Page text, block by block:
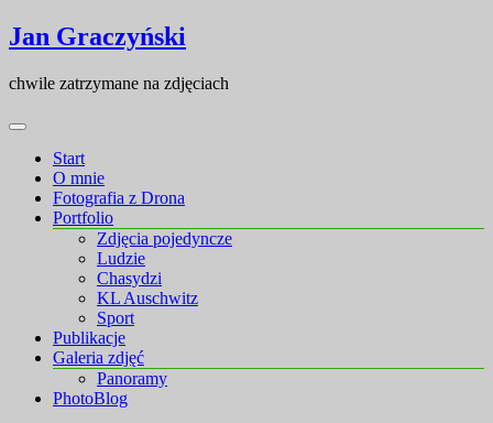
Skip
to
Skip
to
Jan Graczyński
chwile zatrzymane na zdjęciach
Start
O mnie
Fotografia z Drona
Portfolio
Zdjęcia pojedyncze
Ludzie
Chasydzi
KL Auschwitz
Sport
Publikacje
Galeria zdjęć
Panoramy
PhotoBlog